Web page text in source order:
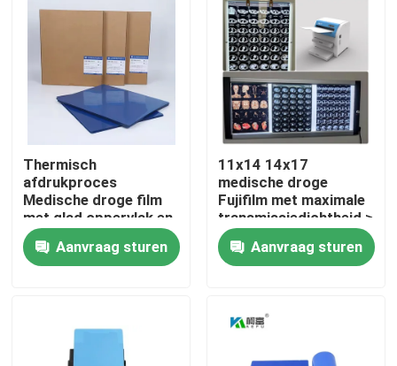
Thuis
Producten
Fabrieksreis
Thermisch
afdrukproces
Medische droge film
met glad oppervlak en
hoge afdrukbaarheid
Aanvraag sturen
11x14 14x17
medische droge
Fujifilm met maximale
transmissiedichtheid ≥
3,0 D
Aanvraag sturen